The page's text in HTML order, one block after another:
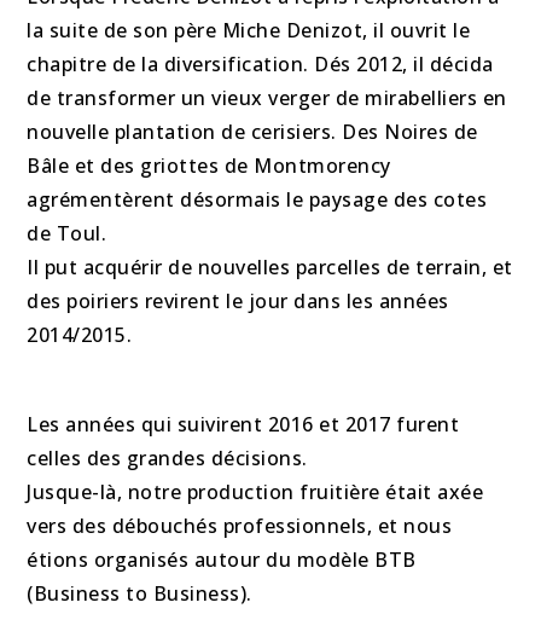
la suite de son père Miche Denizot, il ouvrit le
chapitre de la diversification. Dés 2012, il décida
de transformer un vieux verger de mirabelliers en
nouvelle plantation de cerisiers. Des Noires de
Bâle et des griottes de Montmorency
agrémentèrent désormais le paysage des cotes
de Toul.
Il put acquérir de nouvelles parcelles de terrain, et
des poiriers revirent le jour dans les années
2014/2015.
Les années qui suivirent 2016 et 2017 furent
celles des grandes décisions.
Jusque-là, notre production fruitière était axée
vers des débouchés professionnels, et nous
étions organisés autour du modèle BTB
(Business to Business).